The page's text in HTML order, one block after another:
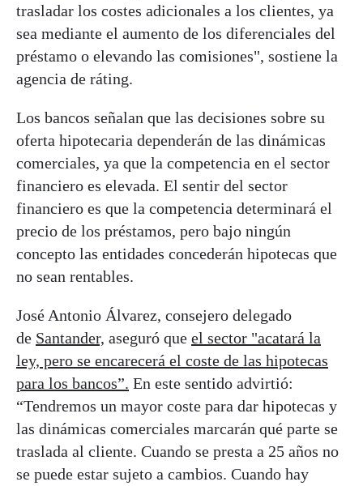
trasladar los costes adicionales a los clientes, ya
sea mediante el aumento de los diferenciales del
préstamo o elevando las comisiones", sostiene la
agencia de ráting.
Los bancos señalan que las decisiones sobre su
oferta hipotecaria dependerán de las dinámicas
comerciales, ya que la competencia en el sector
financiero es elevada. El sentir del sector
financiero es que la competencia determinará el
precio de los préstamos, pero bajo ningún
concepto las entidades concederán hipotecas que
no sean rentables.
José Antonio Álvarez, consejero delegado
de Santander, aseguró que el sector "acatará la
ley, pero se encarecerá el coste de las hipotecas
para los bancos”. En este sentido advirtió:
“Tendremos un mayor coste para dar hipotecas y
las dinámicas comerciales marcarán qué parte se
traslada al cliente. Cuando se presta a 25 años no
se puede estar sujeto a cambios. Cuando hay